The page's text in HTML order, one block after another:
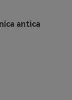
antica